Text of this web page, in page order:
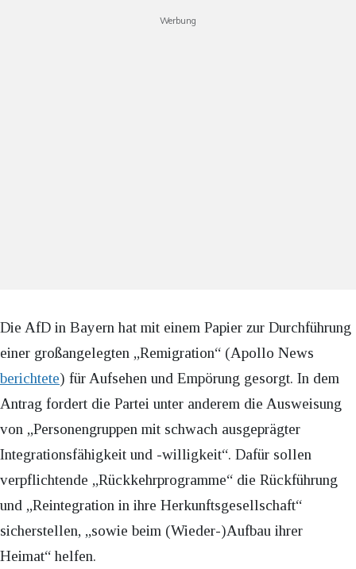
Werbung
Die AfD in Bayern hat mit einem Papier zur Durchführung
einer großangelegten „Remigration“ (Apollo News
berichtete) für Aufsehen und Empörung gesorgt. In dem
Antrag fordert die Partei unter anderem die Ausweisung
von „Personengruppen mit schwach ausgeprägter
Integrationsfähigkeit und -willigkeit“. Dafür sollen
verpflichtende „Rückkehrprogramme“ die Rückführung
und „Reintegration in ihre Herkunftsgesellschaft“
sicherstellen, „sowie beim (Wieder-)Aufbau ihrer
Heimat“ helfen.